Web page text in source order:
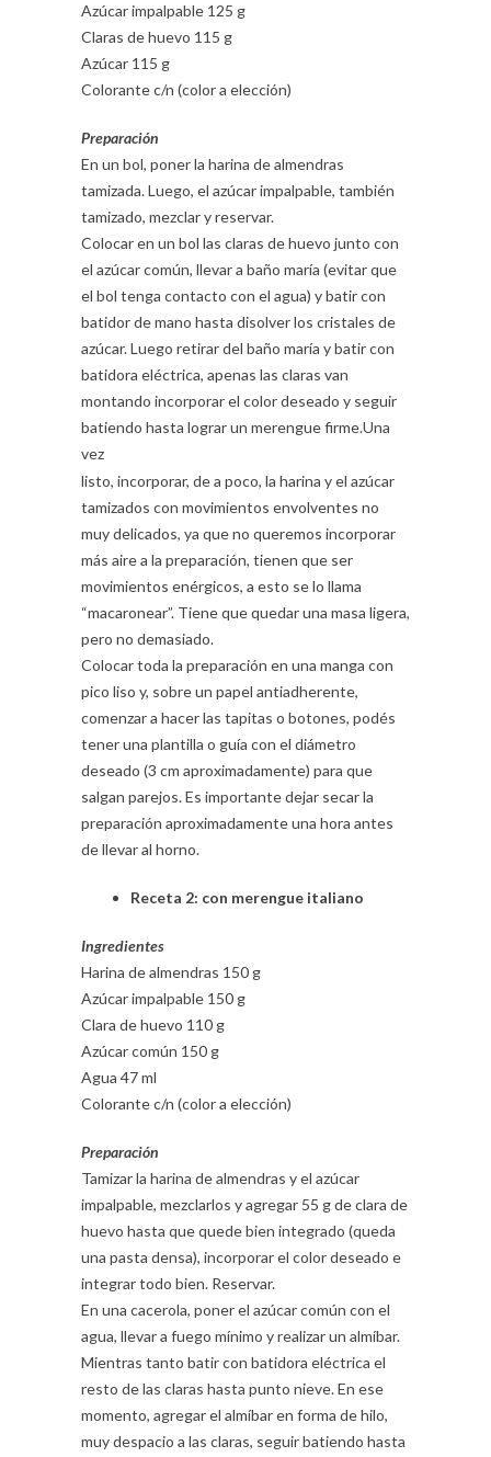
Azúcar impalpable 125 g
Claras de huevo 115 g
Azúcar 115 g
Colorante c/n (color a elección)
Preparación
En un bol, poner la harina de almendras
tamizada. Luego, el azúcar impalpable, también
tamizado, mezclar y reservar.
Colocar en un bol las claras de huevo junto con
el azúcar común, llevar a baño maría (evitar que
el bol tenga contacto con el agua) y batir con
batidor de mano hasta disolver los cristales de
azúcar. Luego retirar del baño maría y batir con
batidora eléctrica, apenas las claras van
montando incorporar el color deseado y seguir
batiendo hasta lograr un merengue firme.Una
vez
listo, incorporar, de a poco, la harina y el azúcar
tamizados con movimientos envolventes no
muy delicados, ya que no queremos incorporar
más aire a la preparación, tienen que ser
movimientos enérgicos, a esto se lo llama
“macaronear”. Tiene que quedar una masa ligera,
pero no demasiado.
Colocar toda la preparación en una manga con
pico liso y, sobre un papel antiadherente,
comenzar a hacer las tapitas o botones, podés
tener una plantilla o guía con el diámetro
deseado (3 cm aproximadamente) para que
salgan parejos. Es importante dejar secar la
preparación aproximadamente una hora antes
de llevar al horno.
Receta 2: con merengue italiano
Ingredientes
Harina de almendras 150 g
Azúcar impalpable 150 g
Clara de huevo 110 g
Azúcar común 150 g
Agua 47 ml
Colorante c/n (color a elección)
Preparación
Tamizar la harina de almendras y el azúcar
impalpable, mezclarlos y agregar 55 g de clara de
huevo hasta que quede bien integrado (queda
una pasta densa), incorporar el color deseado e
integrar todo bien. Reservar.
En una cacerola, poner el azúcar común con el
agua, llevar a fuego mínimo y realizar un almíbar.
Mientras tanto batir con batidora eléctrica el
resto de las claras hasta punto nieve. En ese
momento, agregar el almíbar en forma de hilo,
muy despacio a las claras, seguir batiendo hasta